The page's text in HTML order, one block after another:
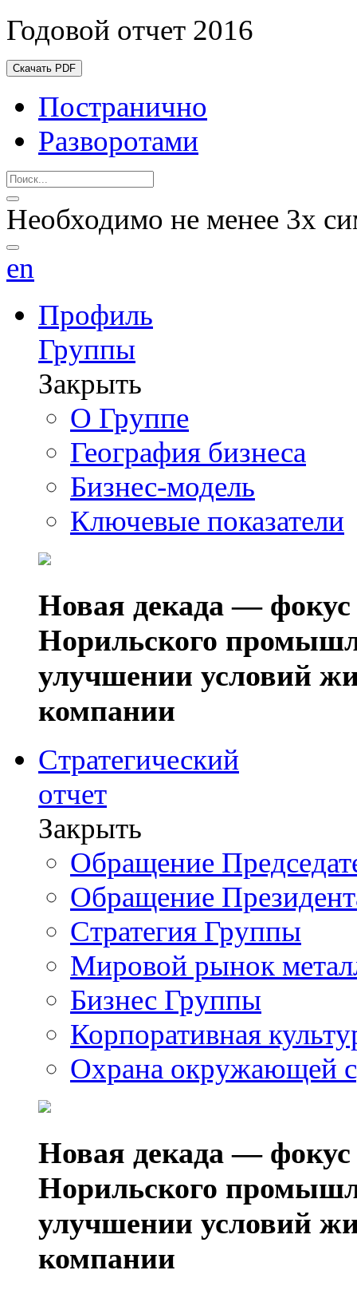
Годовой отчет 2016
Скачать PDF
Постранично
Разворотами
Необходимо не менее 3х
en
Профиль
Группы
Закрыть
О Группе
География бизнеса
Бизнес-модель
Ключевые показатели
Новая декада — фокус
Норильского
улучшении условий
компании
Стратегический
отчет
Закрыть
Обращение
Обращение
Стратегия Группы
Мировой рынок
Бизнес Группы
Корпоративная
Охрана окружающей
Новая декада — фокус
Норильского
улучшении условий
компании